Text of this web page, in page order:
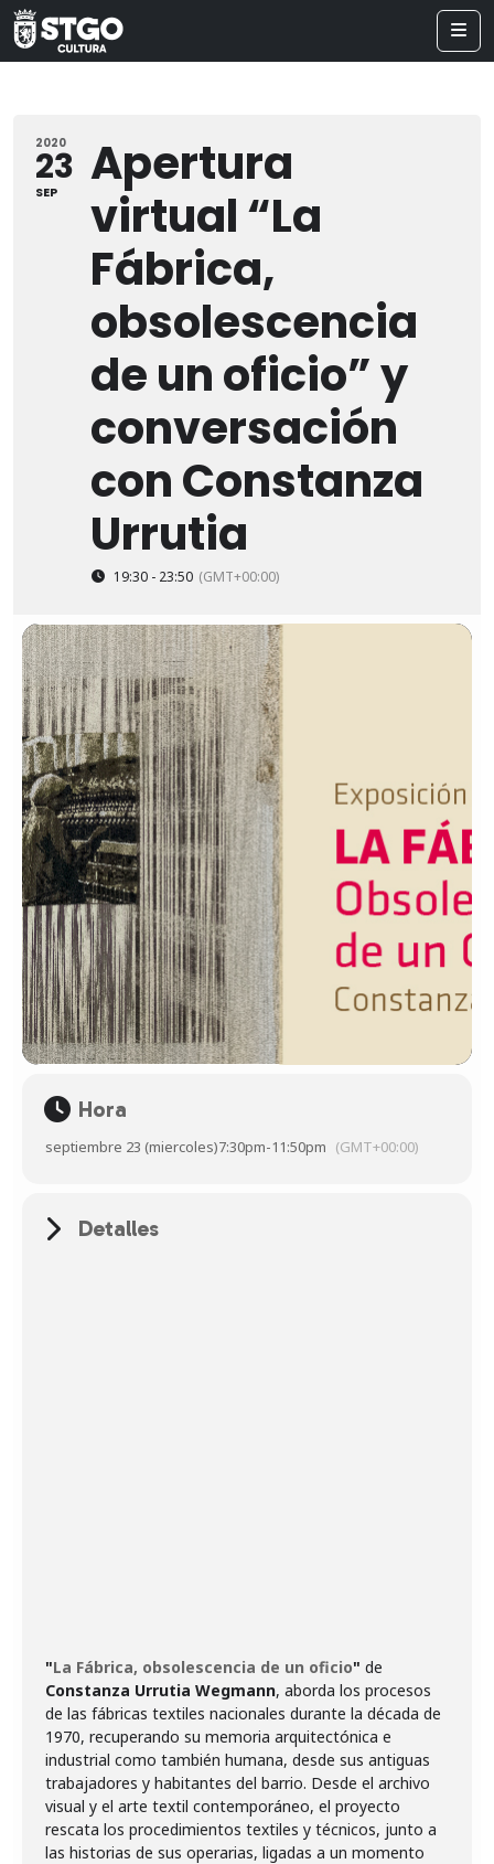
2020
23
SEP
Apertura
virtual “La
Fábrica,
obsolescencia
de un oficio” y
conversación
con Constanza
Urrutia
19:30 - 23:50 (GMT+00:00)
Hora
septiembre 23 (miercoles)7:30pm-11:50pm (GMT+00:00)
Detalles
"La Fábrica, obsolescencia de un oficio" de
Constanza Urrutia Wegmann, aborda los procesos
de las fábricas textiles nacionales durante la década de
1970, recuperando su memoria arquitectónica e
industrial como también humana, desde sus antiguas
trabajadores y habitantes del barrio. Desde el archivo
visual y el arte textil contemporáneo, el proyecto
rescata los procedimientos textiles y técnicos, junto a
las historias de sus operarias, ligadas a un momento